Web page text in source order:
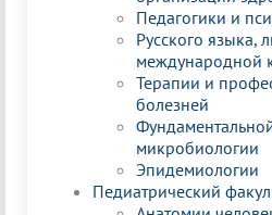
Педагогики и
Русского языка,
международной
Терапии и
болезней
микробиологии
Эпидемиологии
Педиатрический